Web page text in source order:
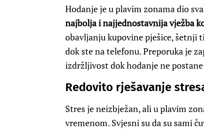
Hodanje je u plavim zonama dio
najbolja i najjednostavnija vježba
obavljanju kupovine pješice,
dok ste na telefonu. Preporuka je
izdržljivost dok hodanje ne
Redovito rješavanje
Stres je neizbježan, ali u plavim
vremenom. Svjesni su da su sami